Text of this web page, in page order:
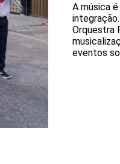
A música
Orquestra
eventos